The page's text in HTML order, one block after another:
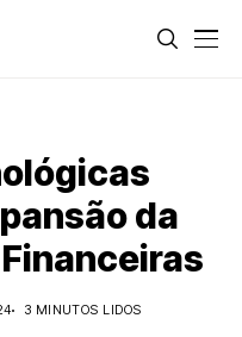
da
3 MINUTOS LIDOS